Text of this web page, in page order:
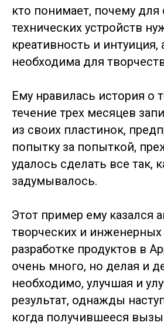
кто понимает, почему для
технических устройств
креативность и интуиция,
необходима для
Ему нравилась история о
течение трех месяцев
из своих пластинок,
попытку за попыткой,
удалось сделать все так,
задумывалось.
Этот пример ему казался
творческих и инженерных
разработке продуктов в
очень много, но делая и
необходимо, улучшая и
результат, однажды
когда получившееся